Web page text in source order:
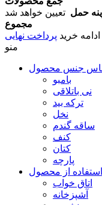
حمل تعیین خواهد شد
مجموع
ادامه خرید پرداخت نهایی
منو
جنس محصول
بامبو
نی باتلاقی
ترکه بید
نخل
ساقه گندم
کنف
کتان
پارچه
از محصول
اتاق خواب
آشپزخانه